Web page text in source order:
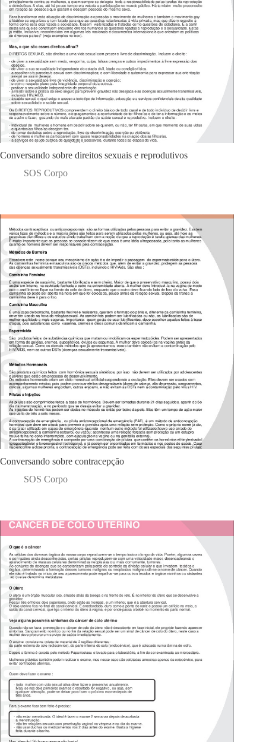
Conversando sobre direitos sexuais e reprodutivos
SOS Corpo
Conversando sobre contracepção
SOS Corpo